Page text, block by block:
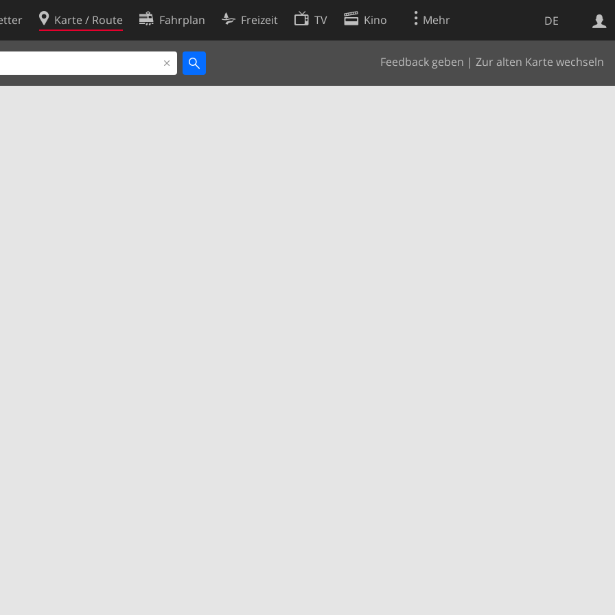
DE
Karte / Route Fahrplan Freizeit TV Kino Mehr
Feedback geben | Zur alten Karte wechseln
Websuche
Cookie-Richtlinie
Cookie-Einstellungen